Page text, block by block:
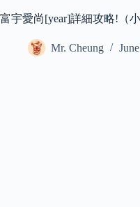
富宇愛尚[year]詳細攻略!（
Mr. Cheung